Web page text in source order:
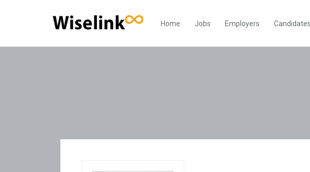
Home Jobs Employers Candidates